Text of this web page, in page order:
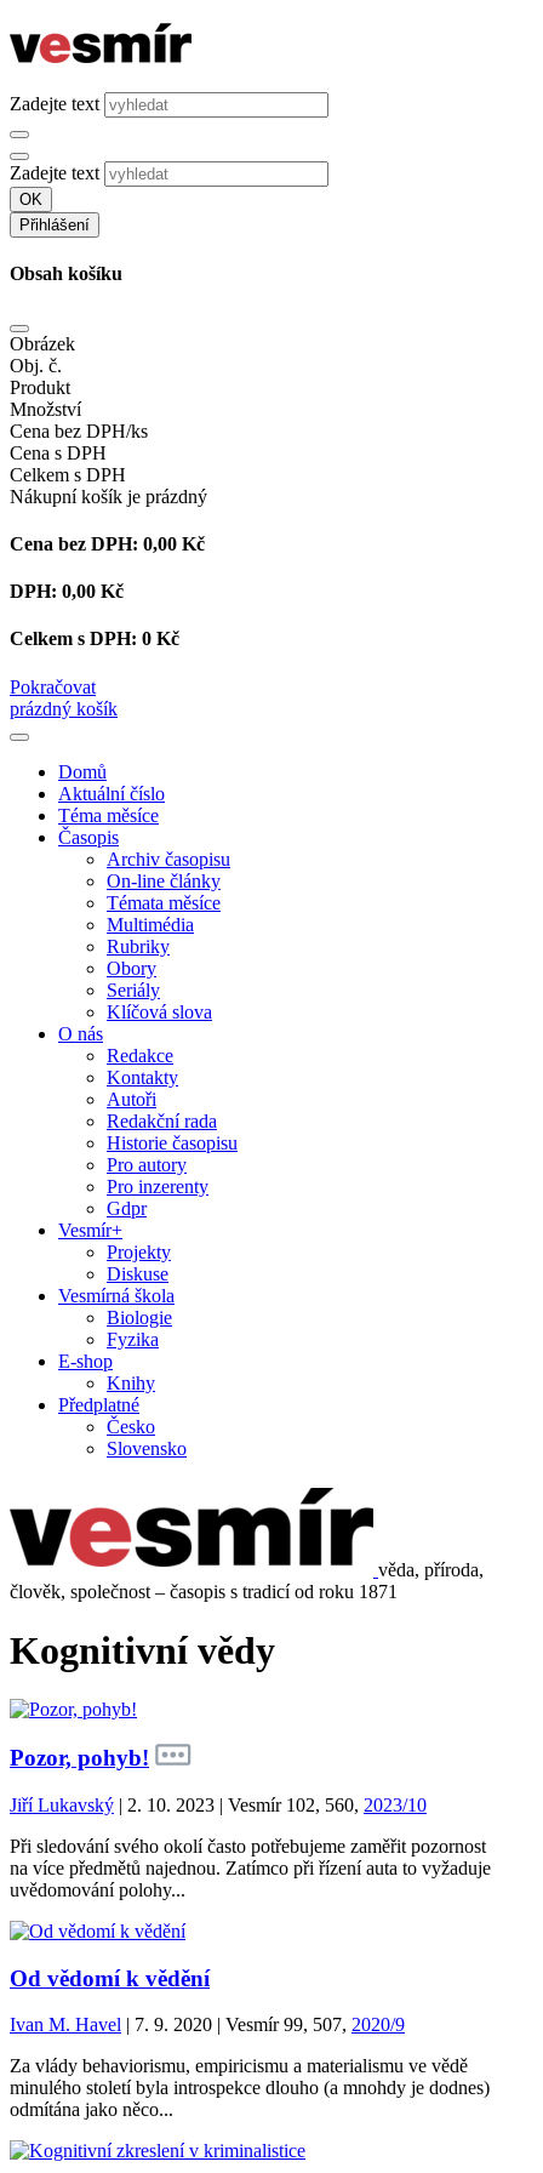
Zadejte text
Zadejte text
OK
Přihlášení
Obsah košíku
Obrázek
Obj. č.
Produkt
Množství
Cena bez DPH/ks
Cena s DPH
Celkem s DPH
Nákupní košík je prázdný
Cena bez DPH: 0,00 Kč
DPH: 0,00 Kč
Celkem s DPH: 0 Kč
Pokračovat
prázdný košík
Domů
Aktuální číslo
Téma měsíce
Časopis
Archiv časopisu
On-line články
Témata měsíce
Multimédia
Rubriky
Obory
Seriály
Klíčová slova
O nás
Redakce
Kontakty
Autoři
Redakční rada
Historie časopisu
Pro autory
Pro inzerenty
Gdpr
Vesmír+
Projekty
Diskuse
Vesmírná škola
Biologie
Fyzika
E-shop
Knihy
Předplatné
Česko
Slovensko
věda, příroda,
člověk, společnost – časopis s tradicí od roku 1871
Kognitivní vědy
Pozor, pohyb!
Jiří Lukavský | 2. 10. 2023 | Vesmír 102, 560, 2023/10
Při sledování svého okolí často potřebujeme zaměřit pozornost
na více předmětů najednou. Zatímco při řízení auta to vyžaduje
uvědomování polohy...
Od vědomí k vědění
Ivan M. Havel | 7. 9. 2020 | Vesmír 99, 507, 2020/9
Za vlády behaviorismu, empiricismu a materialismu ve vědě
minulého století byla introspekce dlouho (a mnohdy je dodnes)
odmítána jako něco...